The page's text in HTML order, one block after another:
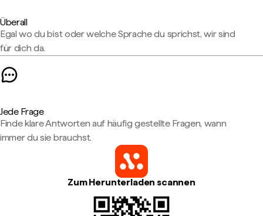
Überall
Egal wo du bist oder welche Sprache du sprichst, wir sind
für dich da.
Jede Frage
Finde klare Antworten auf häufig gestellte Fragen, wann
immer du sie brauchst.
Zum Herunterladen scannen